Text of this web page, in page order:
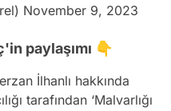
November 9, 2023
paylaşımı 👇
İlhanlı hakkında
tarafından ‘Malvarlığı